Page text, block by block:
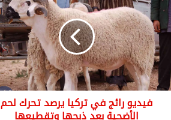
فيديو رائج في تركيا يرصد تحرك لحم